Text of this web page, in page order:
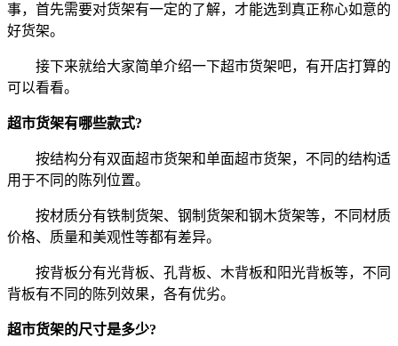
事，首先需要对货架有一定的了解，才能选到真正称心如意的
好货架。
接下来就给大家简单介绍一下超市货架吧，有开店打算的
可以看看。
超市货架有哪些款式?
按结构分有双面超市货架和单面超市货架，不同的结构适
用于不同的陈列位置。
按材质分有铁制货架、钢制货架和钢木货架等，不同材质
价格、质量和美观性等都有差异。
按背板分有光背板、孔背板、木背板和阳光背板等，不同
背板有不同的陈列效果，各有优劣。
超市货架的尺寸是多少?